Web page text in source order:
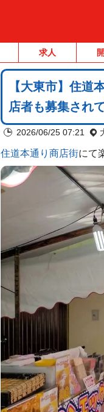
求人
【大東市】住道
店者も募集され
2026/06/25 07:21
住道本通り商店街にて